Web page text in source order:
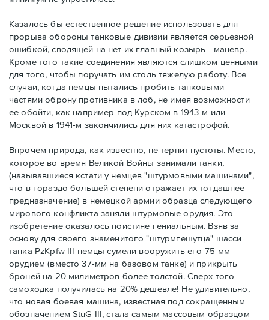
Казалось бы естественное решение использовать для
прорыва обороны танковые дивизии является серьезной
ошибкой, сводящей на нет их главный козырь - маневр.
Кроме того такие соединения являются слишком ценными
для того, чтобы поручать им столь тяжелую работу. Все
случаи, когда немцы пытались пробить танковыми
частями оброну противника в лоб, не имея возможности
ее обойти, как например под Курском в 1943-м или
Москвой в 1941-м закончились для них катастрофой.
Впрочем природа, как известно, не терпит пустоты. Место,
которое во время Великой Войны занимали танки,
(называвшиеся кстати у немцев "штурмовыми машинами",
что в гораздо большей степени отражает их тогдашнее
предназначение) в немецкой армии образца следующего
мирового конфликта заняли штурмовые орудия. Это
изобретение оказалось поистине гениальным. Взяв за
основу для своего знаменитого "штурмгешутца" шасси
танка PzKpfw III немцы сумели вооружить его 75-мм
орудием (вместо 37-мм на базовом танке) и прикрыть
броней на 20 милиметров более толстой. Сверх того
самоходка получилась на 20% дешевле! Не удивительно,
что новая боевая машина, известная под сокращенным
обозначением StuG III, стала самым массовым образцом